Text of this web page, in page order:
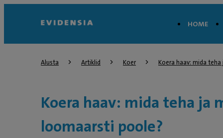
HOME
Alusta Artiklid Koer Koera haav: mida
Koera haav: mida teha ja
loomaarsti poole?